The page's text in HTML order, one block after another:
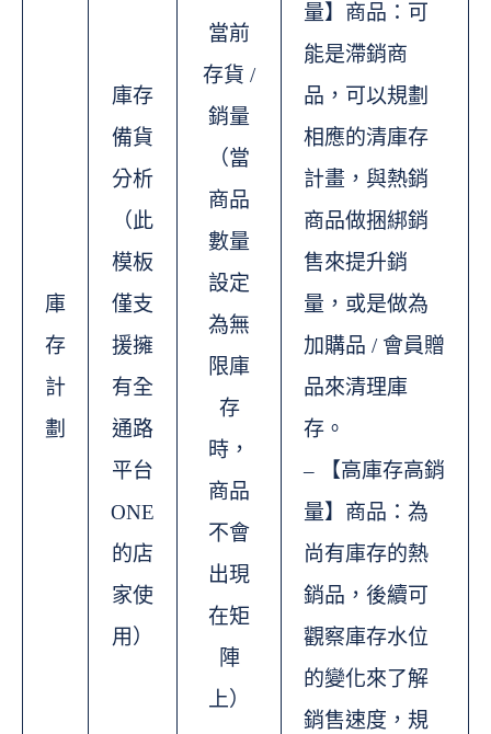
庫
存
計
劃
庫存
備貨
分析
（此
模板
僅支
援擁
有全
通路
平台
ONE
的店
家使
用）
當前
存貨 /
銷量
（當
商品
數量
設定
為無
限庫
存
時，
商品
不會
出現
在矩
陣
上）
量】商品：可
能是滯銷商
品，可以規劃
相應的清庫存
計畫，與熱銷
商品做捆綁銷
售來提升銷
量，或是做為
加購品 / 會員贈
品來清理庫
存。
– 【高庫存高銷
量】商品：為
尚有庫存的熱
銷品，後續可
觀察庫存水位
的變化來了解
銷售速度，規